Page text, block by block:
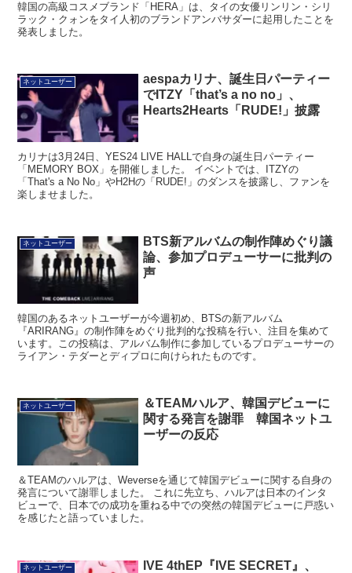
韓国の高級コスメブランド「HERA」は、タイの女優リンリン・シリ
ラック・クォンをタイ人初のブランドアンバサダーに起用したことを
発表しました。
ネットユーザー
aespaカリナ、誕生日パーティー
でITZY「that’s a no no」、
Hearts2Hearts「RUDE!」披露
カリナは3月24日、YES24 LIVE HALLで自身の誕生日パーティー
「MEMORY BOX」を開催しました。 イベントでは、ITZYの
「That's a No No」やH2Hの「RUDE!」のダンスを披露し、ファンを
楽しませました。
ネットユーザー
BTS新アルバムの制作陣めぐり議
論、参加プロデューサーに批判の
声
韓国のあるネットユーザーが今週初め、BTSの新アルバム
『ARIRANG』の制作陣をめぐり批判的な投稿を行い、注目を集めて
います。この投稿は、アルバム制作に参加しているプロデューサーの
ライアン・テダーとディプロに向けられたものです。
ネットユーザー
＆TEAMハルア、韓国デビューに
関する発言を謝罪 韓国ネットユ
ーザーの反応
＆TEAMのハルアは、Weverseを通じて韓国デビューに関する自身の
発言について謝罪しました。 これに先立ち、ハルアは日本のインタ
ビューで、日本での成功を重ねる中での突然の韓国デビューに戸惑い
を感じたと語っていました。
ネットユーザー
IVE 4thEP『IVE SECRET』、